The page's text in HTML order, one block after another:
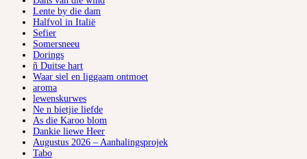
Lente by die dam
Halfvol in Italië
Sefier
Somersneeu
Dorings
ñ Duitse hart
Waar siel en liggaam ontmoet
aroma
lewenskurwes
Ne n bietjie liefde
As die Karoo blom
Dankie liewe Heer
Augustus 2026 – Aanhalingsprojek
Tabo